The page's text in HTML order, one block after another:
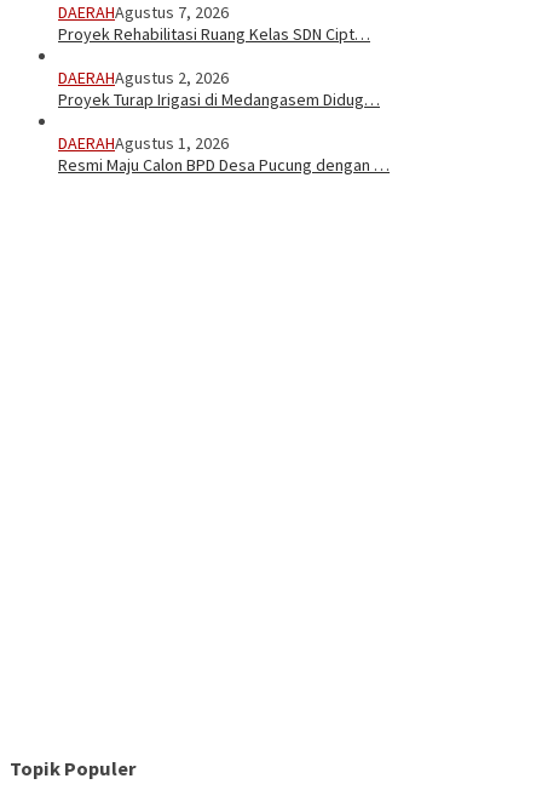
DAERAHAgustus 7, 2026
Proyek Rehabilitasi Ruang Kelas SDN Cipt…
DAERAHAgustus 2, 2026
Proyek Turap Irigasi di Medangasem Didug…
DAERAHAgustus 1, 2026
Resmi Maju Calon BPD Desa Pucung dengan …
Topik Populer